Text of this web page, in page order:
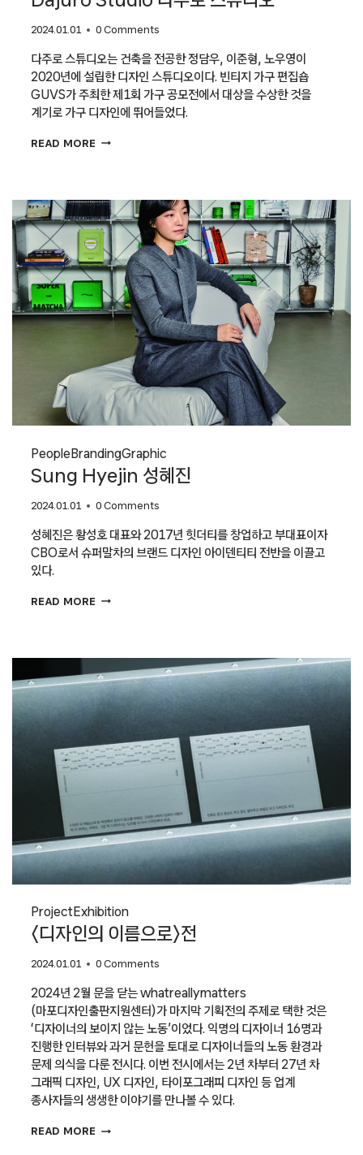
2024.01.01 0 Comments
다주로 스튜디오는 건축을 전공한 정담우, 이준형, 노우영이
2020년에 설립한 디자인 스튜디오이다. 빈티지 가구 편집숍
GUVS가 주최한 제1회 가구 공모전에서 대상을 수상한 것을
계기로 가구 디자인에 뛰어들었다.
READ MORE DAJURO
PeopleBrandingGraphic
Sung Hyejin 성혜진
2024.01.01 0 Comments
성혜진은 황성호 대표와 2017년 힛더티를 창업하고 부대표이자
CBO로서 슈퍼말차의 브랜드 디자인 아이덴티티 전반을 이끌고
있다.
READ MORE SUNG
ProjectExhibition
〈디자인의 이름으로〉전
2024.01.01 0 Comments
2024년 2월 문을 닫는 whatreallymatters
(마포디자인출판지원센터)가 마지막 기획전의 주제로 택한 것은
‘디자이너의 보이지 않는 노동’이었다. 익명의 디자이너 16명과
진행한 인터뷰와 과거 문헌을 토대로 디자이너들의 노동 환경과
문제 의식을 다룬 전시다. 이번 전시에서는 2년 차부터 27년 차
그래픽 디자인, UX 디자인, 타이포그래피 디자인 등 업계
종사자들의 생생한 이야기를 만나볼 수 있다.
READ MORE 〈디자인의